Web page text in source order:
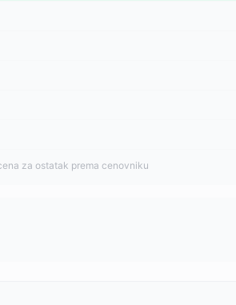
za ostatak prema cenovniku